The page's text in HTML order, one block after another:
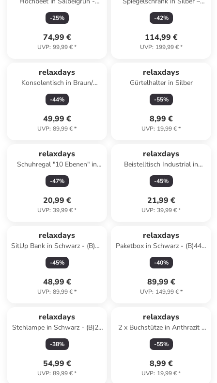
(B)240 x (H)45 x (T)60 cm
-25%
74,99 €
UVP: 99,99 €*
(B)25 x (H)120 x (T)12 cm
-42%
114,99 €
UVP: 199,99 €*
relaxdays
Konsolentisch in Braun/
Schwarz - (B)160 x (H)80,5 x
(T)20 cm
-44%
49,99 €
UVP: 89,99 €*
relaxdays
Gürtelhalter in Silber
-55%
8,99 €
UVP: 19,99 €*
relaxdays
Schuhregal "10 Ebenen" in
Schwarz - (B)94 x (H)174 x
(T)30 cm
-47%
20,99 €
UVP: 39,99 €*
relaxdays
Beistelltisch Industrial in
Grau-Braun/ Schwarz - (B)46
x (H)66 x (T)30 cm
-45%
21,99 €
UVP: 39,99 €*
relaxdays
SitUp Bank in Schwarz - (B)33
x (H)63 x (T)135 cm
-45%
48,99 €
UVP: 89,99 €*
relaxdays
Paketbox in Schwarz - (B)44 x
(H)82 x (T)22 cm
-40%
89,99 €
UVP: 149,99 €*
relaxdays
Stehlampe in Schwarz - (B)26
x (H)161 x (T)26 cm
-38%
54,99 €
UVP: 89,99 €*
relaxdays
2 x Buchstütze in Anthrazit -
(B)9 x (H)14 x (T)12,5 cm
-55%
8,99 €
UVP: 19,99 €*